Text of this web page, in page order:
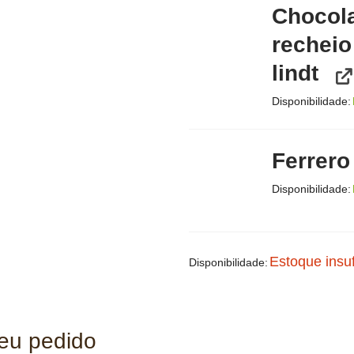
lindt
Disponibilidade:
Disponibilidade:
Disponibilidade: Estoque
pedido